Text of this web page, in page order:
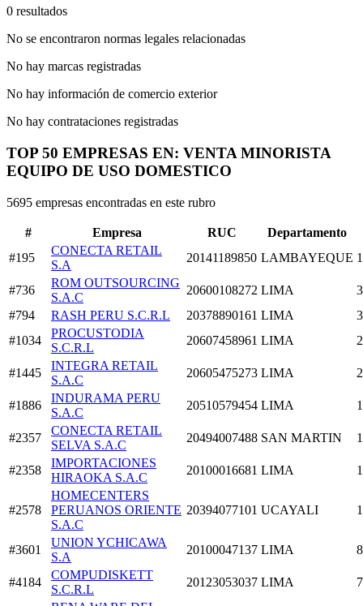
0 resultados
No se encontraron normas legales relacionadas
No hay marcas registradas
No hay información de comercio exterior
No hay contrataciones registradas
TOP 50 EMPRESAS EN: VENTA MINORISTA
EQUIPO DE USO DOMESTICO
5695 empresas encontradas en este rubro
# Empresa RUC
Departamento
#195
CONECTA RETAIL
S.A
20141189850 LAMBAYEQUE
#736
ROM OUTSOURCING
S.A.C
20600108272 LIMA
#794
RASH PERU S.C.R.L 20378890161 LIMA
#1034
PROCUSTODIA
S.C.R.L
20607458961 LIMA
#1445
INTEGRA RETAIL
S.A.C
20605475273 LIMA
#1886
INDURAMA PERU
S.A.C
20510579454 LIMA
#2357
CONECTA RETAIL
SELVA S.A.C
20494007488 SAN MARTIN
#2358
IMPORTACIONES
HIRAOKA S.A.C
20100016681 LIMA
#2578
HOMECENTERS
PERUANOS ORIENTE
S.A.C
20394077101 UCAYALI
#3601
UNION YCHICAWA
S.A
20100047137 LIMA
#4184
COMPUDISKETT
S.C.R.L
20123053037 LIMA